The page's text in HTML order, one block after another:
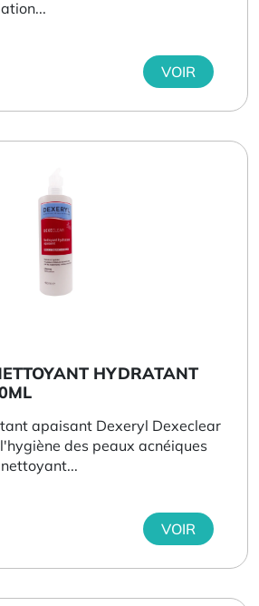
VOIR
HYDRATANT
apaisant Dexeryl Dexeclear
des peaux acnéiques
VOIR